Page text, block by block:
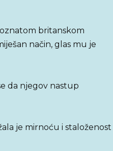
britanskom
način, glas mu je
da njegov nastup
je mirnoću i staloženost